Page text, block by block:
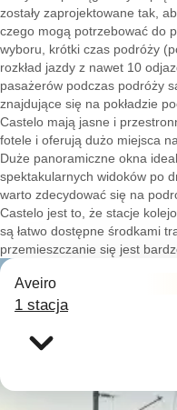
zostały zaprojektowane tak,
czego mogą potrzebować do
wyboru, krótki czas podróży
rozkład jazdy z nawet 10
pasażerów podczas podróży
znajdujące się na pokładzie
Castelo mają jasne i
fotele i oferują dużo miejsca
Duże panoramiczne okna
spektakularnych widoków po
warto zdecydować się na
Castelo jest to, że stacje
są łatwo dostępne środkami
przemieszczanie się jest
Aveiro
1 stacja